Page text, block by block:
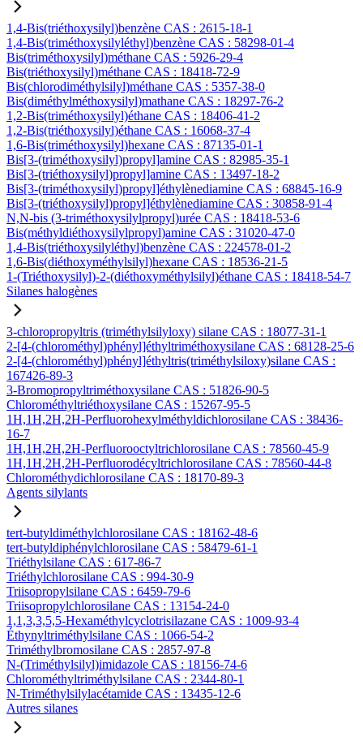
1,4-Bis(triéthoxysilyl)benzène CAS : 2615-18-1
1,4-Bis(triméthoxysilyléthyl)benzène CAS : 58298-01-4
Bis(triméthoxysilyl)méthane CAS : 5926-29-4
Bis(triéthoxysilyl)méthane CAS : 18418-72-9
Bis(chlorodiméthylsilyl)méthane CAS : 5357-38-0
Bis(diméthylméthoxysilyl)mathane CAS : 18297-76-2
1,2-Bis(triméthoxysilyl)éthane CAS : 18406-41-2
1,2-Bis(triéthoxysilyl)éthane CAS : 16068-37-4
1,6-Bis(triméthoxysilyl)hexane CAS : 87135-01-1
Bis[3-(triméthoxysilyl)propyl]amine CAS : 82985-35-1
Bis[3-(triéthoxysilyl)propyl]amine CAS : 13497-18-2
Bis[3-(triméthoxysilyl)propyl]éthylènediamine CAS : 68845-16-9
Bis[3-(triéthoxysilyl)propyl]éthylènediamine CAS : 30858-91-4
N,N-bis (3-triméthoxysilylpropyl)urée CAS : 18418-53-6
Bis(méthyldiéthoxysilylpropyl)amine CAS : 31020-47-0
1,4-Bis(triéthoxysilyléthyl)benzène CAS : 224578-01-2
1,6-Bis(diéthoxyméthylsilyl)hexane CAS : 18536-21-5
1-(Triéthoxysilyl)-2-(diéthoxyméthylsilyl)éthane CAS : 18418-54-7
Silanes halogènes
3-chloropropyltris (triméthylsilyloxy) silane CAS : 18077-31-1
2-[4-(chlorométhyl)phényl]éthyltriméthoxysilane CAS : 68128-25-6
2-[4-(chlorométhyl)phényl]éthyltris(triméthylsiloxy)silane CAS :
167426-89-3
3-Bromopropyltriméthoxysilane CAS : 51826-90-5
Chlorométhyltriéthoxysilane CAS : 15267-95-5
1H,1H,2H,2H-Perfluorohexylméthyldichlorosilane CAS : 38436-
16-7
1H,1H,2H,2H-Perfluorooctyltrichlorosilane CAS : 78560-45-9
1H,1H,2H,2H-Perfluorodécyltrichlorosilane CAS : 78560-44-8
Chlorométhydichlorosilane CAS : 18170-89-3
Agents silylants
tert-butyldiméthylchlorosilane CAS : 18162-48-6
tert-butyldiphénylchlorosilane CAS : 58479-61-1
Triéthylsilane CAS : 617-86-7
Triéthylchlorosilane CAS : 994-30-9
Triisopropylsilane CAS : 6459-79-6
Triisopropylchlorosilane CAS : 13154-24-0
1,1,3,3,5,5-Hexaméthylcyclotrisilazane CAS : 1009-93-4
Éthynyltriméthylsilane CAS : 1066-54-2
Triméthylbromosilane CAS : 2857-97-8
N-(Triméthylsilyl)imidazole CAS : 18156-74-6
Chlorométhyltriméthylsilane CAS : 2344-80-1
N-Triméthylsilylacétamide CAS : 13435-12-6
Autres silanes